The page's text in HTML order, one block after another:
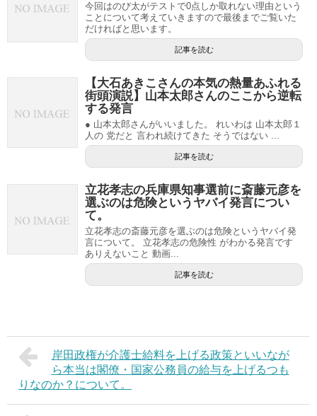
今回はのび太がテストで0点しか取れない理由という
ことについて考えていきますので最後までご覧いた
だければと思います。
記事を読む
【大石あきこさんの本気の熱量あふれる
街頭演説】山本太郎さんのここから逆転
する発言
● 山本太郎さんがいいました。 れいわは 山本太郎１
人の 党だと 言われ続けてきた そうではない ...
記事を読む
立花孝志の兵庫県知事選前に斎藤元彦を
選ぶのは危険というヤバイ発言につい
て。
立花孝志の斎藤元彦を選ぶのは危険というヤバイ発
言について。 立花孝志の危険性 がわかる発言です
ありえないこと 動画...
記事を読む
岸田政権が介護士給料を上げる政策といいなが
ら本当は閣僚・国家公務員の給与を上げるつも
りなのか？について。